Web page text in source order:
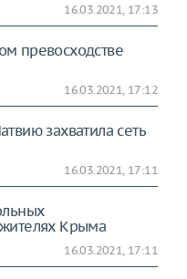
16.03.2021, 17:13
превосходстве
16.03.2021, 17:12
захватила сеть
16.03.2021, 17:11
Крыма
16.03.2021, 17:11